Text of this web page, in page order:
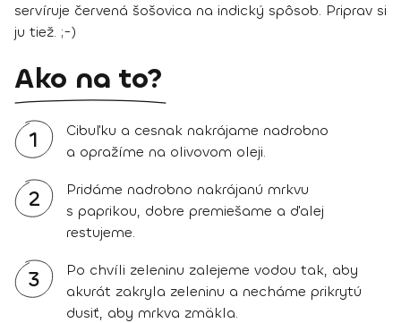
servíruje červená šošovica na indický spôsob. Priprav si
ju tiež. ;-)
Ako na to?
1
Cibuľku a cesnak nakrájame nadrobno
a opražíme na olivovom oleji.
2
Pridáme nadrobno nakrájanú mrkvu
s paprikou, dobre premiešame a ďalej
restujeme.
3
Po chvíli zeleninu zalejeme vodou tak, aby
akurát zakryla zeleninu a necháme prikrytú
dusiť, aby mrkva zmäkla.